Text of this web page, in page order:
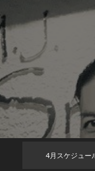
4月スケジュー